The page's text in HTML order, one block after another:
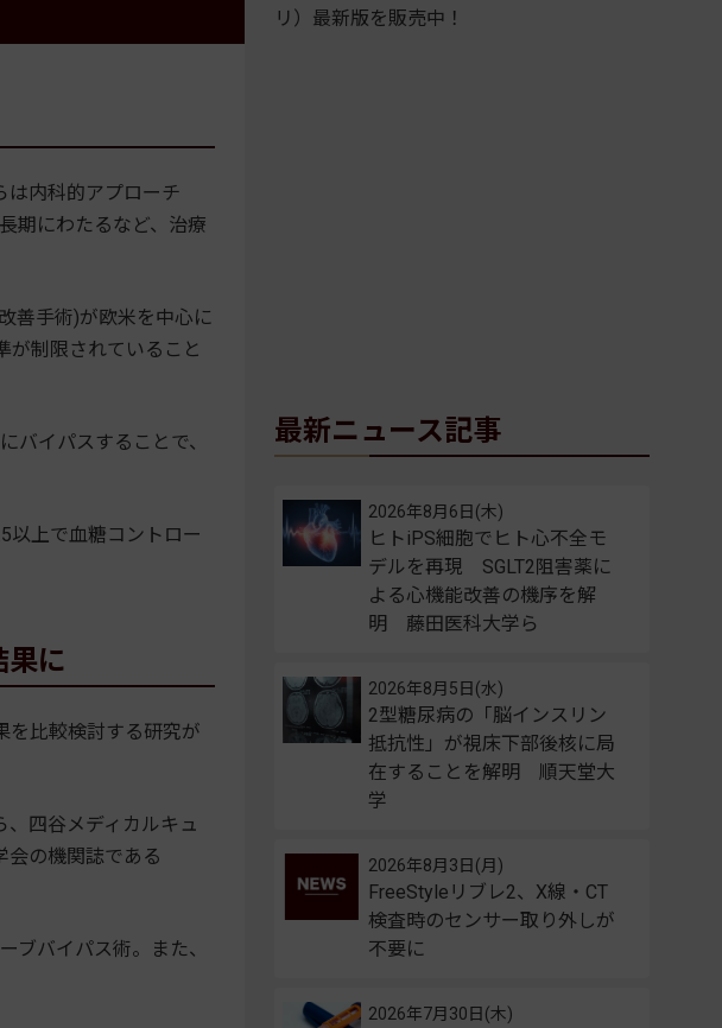
内科的アプローチ
期にわたるなど、治療
善手術)が欧米を中心に
が制限されていること
イパスすることで、
以上で血糖コントロー
果に
を比較検討する研究が
四谷メディカルキュ
会の機関誌である
バイパス術。また、
リ）最新版を販売中！
最新ニュース記事
ヒトiPS細胞でヒト心不全モ
デルを再現 SGLT2阻害薬に
よる心機能改善の機序を解
明 藤田医科大学ら
2026年8月6日(木)
2型糖尿病の「脳インスリン
抵抗性」が視床下部後核に局
在することを解明 順天堂大
学
2026年8月5日(水)
FreeStyleリブレ2、X線・CT
検査時のセンサー取り外しが
不要に
2026年8月3日(月)
2026年7月30日(木)